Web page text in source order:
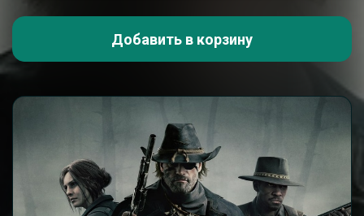
Добавить в корзину